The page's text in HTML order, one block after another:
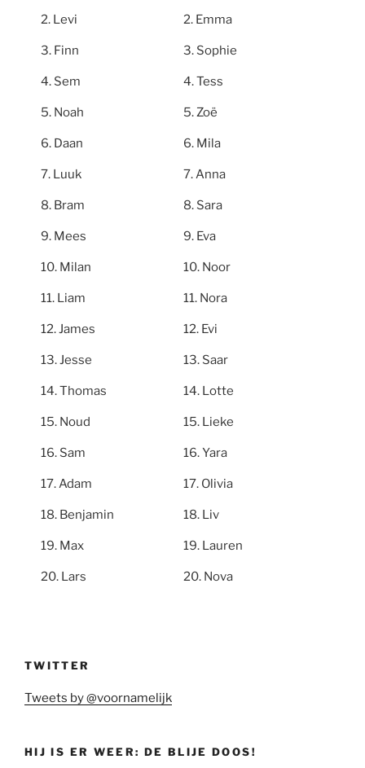
Levi
Finn
Sem
Noah
Daan
Luuk
Bram
Mees
Milan
Liam
James
Jesse
Thomas
Noud
Sam
Adam
Benjamin
Max
Lars
Emma
Sophie
Tess
Zoë
Mila
Anna
Sara
Eva
Noor
Nora
Evi
Saar
Lotte
Lieke
Yara
Olivia
Liv
Lauren
Nova
TWITTER
Tweets by @voornamelijk
HIJ IS ER WEER: DE BLIJE DOOS!